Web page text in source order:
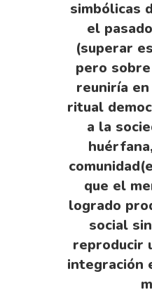
simbólicas
el
(superar
pero
reuniría
ritual
a la
que el
logrado
social
reproducir
integración